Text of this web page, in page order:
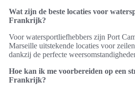
Wat zijn de beste locaties voor
Frankrijk?
Voor watersportliefhebbers zijn Port
Marseille uitstekende locaties voor
dankzij de perfecte
Hoe kan ik me voorbereiden op een
Frankrijk?